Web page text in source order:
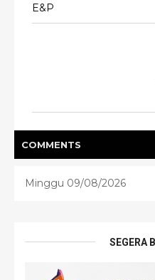
E&P
COMMENTS
Minggu 09/08/2026
SEGERA